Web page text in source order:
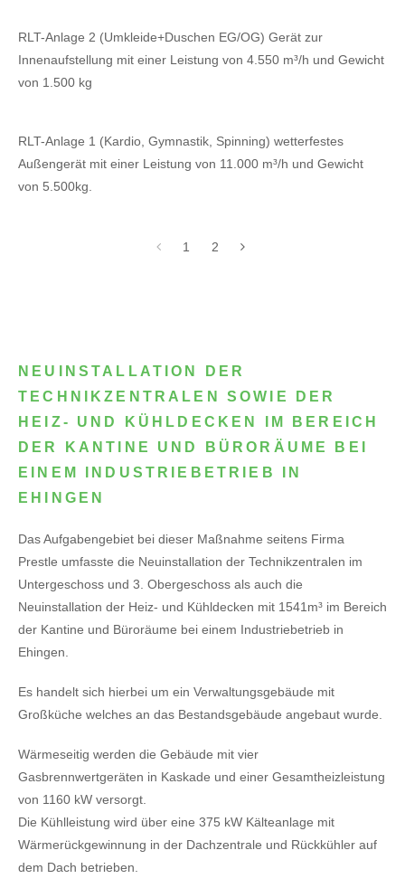
RLT-Anlage 2 (Umkleide+Duschen EG/OG) Gerät zur
Innenaufstellung mit einer Leistung von 4.550 m³/h und Gewicht
von 1.500 kg
RLT-Anlage 1 (Kardio, Gymnastik, Spinning) wetterfestes
Außengerät mit einer Leistung von 11.000 m³/h und Gewicht
von 5.500kg.
1 2
NEUINSTALLATION DER
TECHNIKZENTRALEN SOWIE DER
HEIZ- UND KÜHLDECKEN IM BEREICH
DER KANTINE UND BÜRORÄUME BEI
EINEM INDUSTRIEBETRIEB IN
EHINGEN
Das Aufgabengebiet bei dieser Maßnahme seitens Firma
Prestle umfasste die Neuinstallation der Technikzentralen im
Untergeschoss und 3. Obergeschoss als auch die
Neuinstallation der Heiz- und Kühldecken mit 1541m³ im Bereich
der Kantine und Büroräume bei einem Industriebetrieb in
Ehingen.
Es handelt sich hierbei um ein Verwaltungsgebäude mit
Großküche welches an das Bestandsgebäude angebaut wurde.
Wärmeseitig werden die Gebäude mit vier
Gasbrennwertgeräten in Kaskade und einer Gesamtheizleistung
von 1160 kW versorgt.
Die Kühlleistung wird über eine 375 kW Kälteanlage mit
Wärmerückgewinnung in der Dachzentrale und Rückkühler auf
dem Dach betrieben.